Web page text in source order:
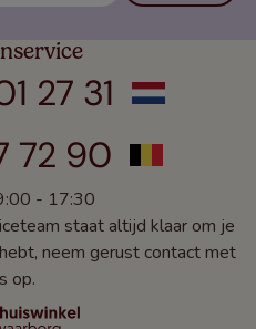
27 31
72 90
- 17:30
staat altijd klaar om je
neem gerust contact met
op.